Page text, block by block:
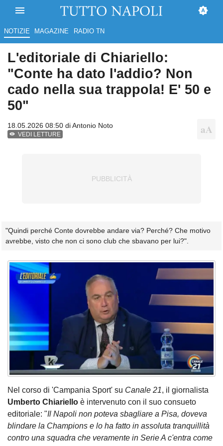
NOTIZIE MAGAZINE RADIO TN
L'editoriale di Chiariello:
"Conte ha dato l'addio? Non
cado nella sua trappola! E' 50 e
50"
18.05.2026 08:50 diAntonio Noto
VEDI LETTURE
"Quindi perché Conte dovrebbe andare via? Perché? Che motivo
avrebbe, visto che non ci sono club che sbavano per lui?".
Nel corso di 'Campania Sport' su Canale 21, il giornalista
Umberto Chiariello è intervenuto con il suo consueto
editoriale: "Il Napoli non poteva sbagliare a Pisa, doveva
blindare la Champions e lo ha fatto in assoluta tranquillità
contro una squadra che veramente in Serie A c'entra come